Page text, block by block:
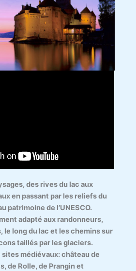
des rives du lac aux
en passant par les reliefs du
patrimoine de l’UNESCO.
adapté aux randonneurs,
le long du lac et les chemins sur
taillés par les glaciers.
médiévaux: château de
de Rolle, de Prangin et